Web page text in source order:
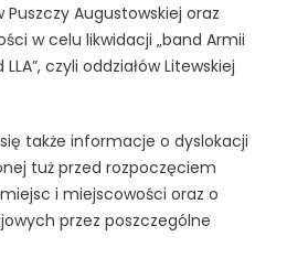
Puszczy Augustowskiej oraz
w celu likwidacji „band Armii
czyli oddziałów Litewskiej
także informacje o dyslokacji
tuż przed rozpoczęciem
i miejscowości oraz o
przez poszczególne